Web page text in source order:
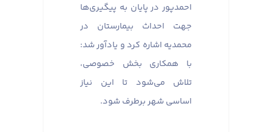
احمدپور در پایان به پیگیری‌ها
جهت احداث بیمارستان در
محمدیه اشاره کرد و یادآور شد:
با همکاری بخش خصوصی،
تلاش می‌شود تا این نیاز
اساسی شهر برطرف شود.